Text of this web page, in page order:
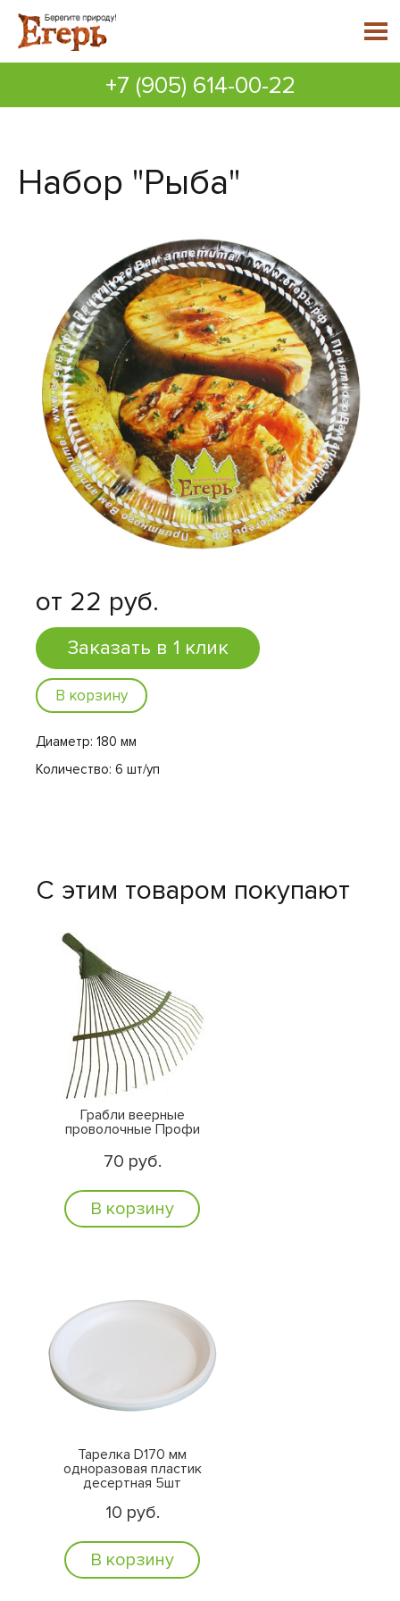
+7 (905) 614-00-22
Набор "Рыба"
от 22 руб.
Заказать в 1 клик
В корзину
Диаметр: 180 мм
Количество: 6 шт/уп
С этим товаром покупают
Грабли веерные
проволочные Профи
70 руб.
В корзину
Тарелка D170 мм
одноразовая пластик
десертная 5шт
10 руб.
В корзину